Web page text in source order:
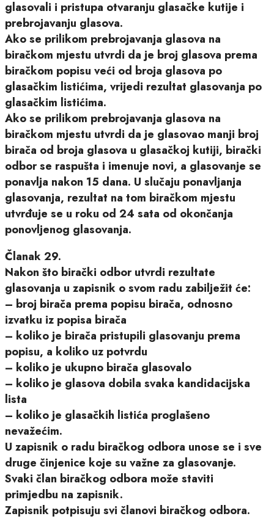
glasovali i pristupa otvaranju glasačke kutije i
prebrojavanju glasova.
Ako se prilikom prebrojavanja glasova na
biračkom mjestu utvrdi da je broj glasova prema
biračkom popisu veći od broja glasova po
glasačkim listićima, vrijedi rezultat glasovanja po
glasačkim listićima.
Ako se prilikom prebrojavanja glasova na
biračkom mjestu utvrdi da je glasovao manji broj
birača od broja glasova u glasačkoj kutiji, birački
odbor se raspušta i imenuje novi, a glasovanje se
ponavlja nakon 15 dana. U slučaju ponavljanja
glasovanja, rezultat na tom biračkom mjestu
utvrđuje se u roku od 24 sata od okončanja
ponovljenog glasovanja.
Članak 29.
Nakon što birački odbor utvrdi rezultate
glasovanja u zapisnik o svom radu zabilježit će:
– broj birača prema popisu birača, odnosno
izvatku iz popisa birača
– koliko je birača pristupili glasovanju prema
popisu, a koliko uz potvrdu
– koliko je ukupno birača glasovalo
– koliko je glasova dobila svaka kandidacijska
lista
– koliko je glasačkih listića proglašeno
nevažećim.
U zapisnik o radu biračkog odbora unose se i sve
druge činjenice koje su važne za glasovanje.
Svaki član biračkog odbora može staviti
primjedbu na zapisnik.
Zapisnik potpisuju svi članovi biračkog odbora.